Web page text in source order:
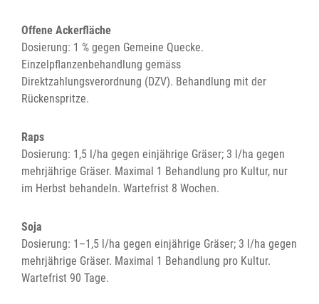
Offene Ackerfläche
Dosierung: 1 % gegen Gemeine Quecke.
Einzelpflanzenbehandlung gemäss
Direktzahlungsverordnung (DZV). Behandlung mit der
Rückenspritze.
Raps
Dosierung: 1,5 l/ha gegen einjährige Gräser; 3 l/ha gegen
mehrjährige Gräser. Maximal 1 Behandlung pro Kultur, nur
im Herbst behandeln. Wartefrist 8 Wochen.
Soja
Dosierung: 1–1,5 l/ha gegen einjährige Gräser; 3 l/ha gegen
mehrjährige Gräser. Maximal 1 Behandlung pro Kultur.
Wartefrist 90 Tage.